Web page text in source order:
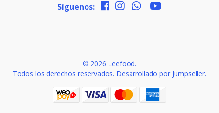
Síguenos:
© 2026 Leefood.
Todos los derechos reservados. Desarrollado por Jumpseller.